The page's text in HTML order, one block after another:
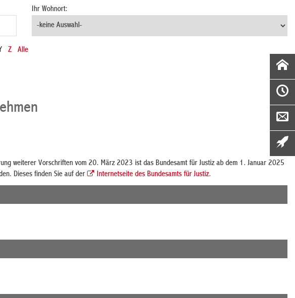
Ihr Wohnort:
Z Alle
weiterer Vorschriften vom 20. März 2023 ist das Bundesamt für Justiz ab dem 1. Januar 2025
Dieses finden Sie auf der
Internetseite des Bundesamts für Justiz.